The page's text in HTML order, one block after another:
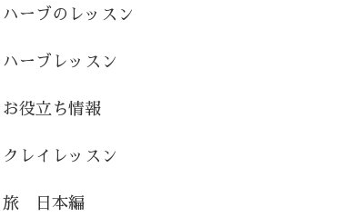
ハーブのレッスン
ハーブレッスン
お役立ち情報
クレイレッスン
旅 日本編